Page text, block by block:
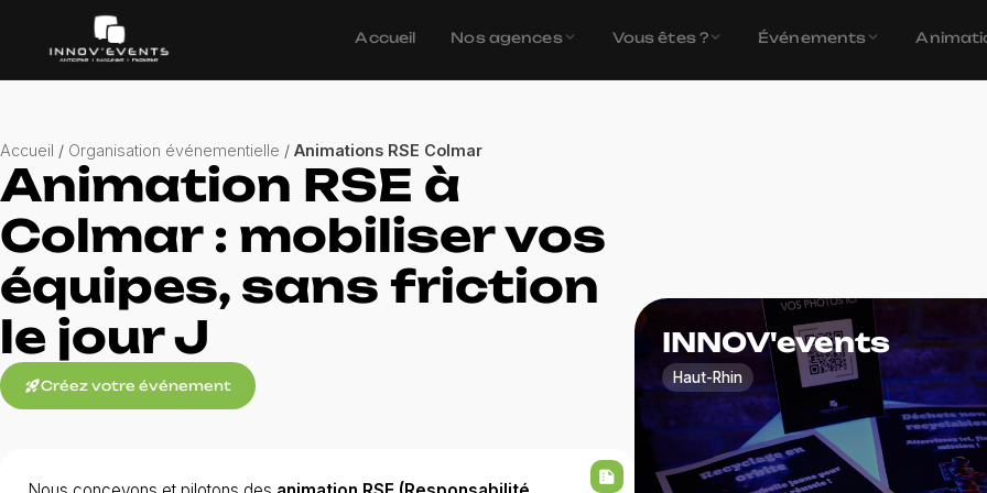
Accueil Nos agences Vous êtes ? Événements
Accueil / Organisation événementielle / Animations RSE Colmar
Animation RSE à
Colmar : mobiliser vos
équipes, sans friction
le jour J
rocket_launchCréez votre événement
summarize
INNOV'events
Haut-Rhin